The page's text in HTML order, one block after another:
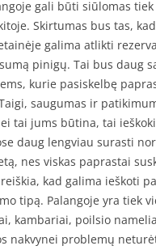
gali būti siūlomas tiek
Skirtumas bus tas, kad
galima atlikti
pinigų. Tai bus daug
kurie pasiskelbę
saugumas ir
tai jums būtina, tai
daug lengviau surasti
nes viskas paprastai
kad galima ieškoti
tipą. Palangoje yra tiek
kambariai, poilsio
nakvynei problemų